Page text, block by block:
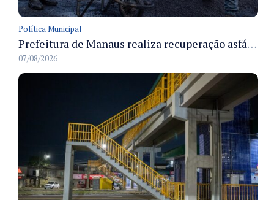
Política Municipal
Prefeitura de Manaus realiza recuperação asfáltica na rua Canário do Campo e amplia mobilidade na zona Norte
07/08/2026